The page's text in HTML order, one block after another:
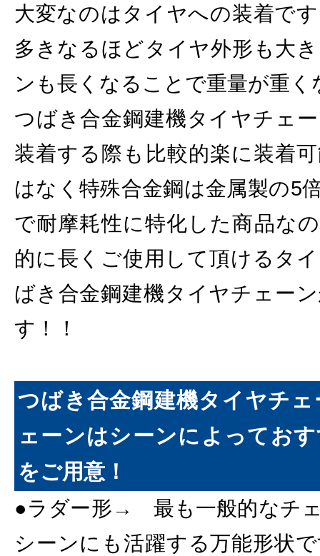
大変なのはタイヤへの装着で
多きなるほどタイヤ外形も大
ンも長くなることで重量が重く
つばき合金鋼建機タイヤチェ
装着する際も比較的楽に装着
はなく特殊合金鋼は金属製の5
で耐摩耗性に特化した商品な
的に長くご使用して頂けるタ
ばき合金鋼建機タイヤチェー
す！！
つばき合金鋼建機タイヤチ
ェーンはシーンによってお
をご用意！
●ラダー形→ 最も一般的なチ
シーンにも活躍する万能形状